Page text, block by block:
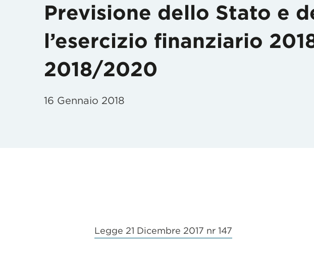
Previsione dello Stato e
l’esercizio finanziario
2018/2020
16 Gennaio 2018
Legge 21 Dicembre 2017 nr 147